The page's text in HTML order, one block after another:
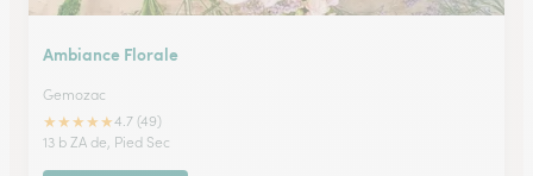
Ambiance Florale
Gemozac
★★★★★4.7 (49)
13 b ZA de, Pied Sec